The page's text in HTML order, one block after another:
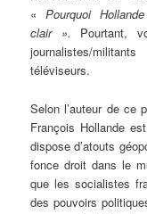
«Pourquoi
clair ». Pourtant,
journalistes/
téléviseurs.
Selon l’auteur de ce
François Hollande
dispose d’atouts
fonce droit dans le
que les socialistes
des pouvoirs